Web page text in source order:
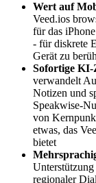
Wert auf
Veed.ios
für das
- für diskrete
Gerät zu
Sofortige KI-
verwandelt
Notizen und
Speakwise-
von
etwas, das
bietet
regionaler